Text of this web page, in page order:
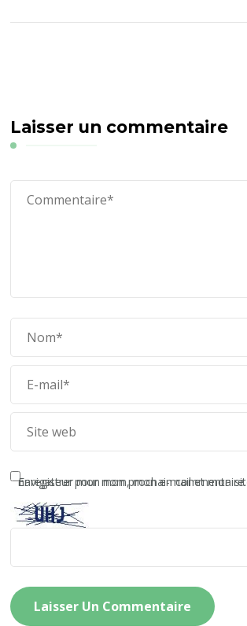
Laisser un commentaire
Enregistrer mon nom, mon e-mail et mon site dans le navigateur pour mon prochain commentaire.